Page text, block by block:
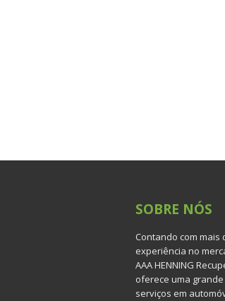
SOBRE NÓS
Contando com mais
experiência no
AAA HENNING
oferece uma
serviços em